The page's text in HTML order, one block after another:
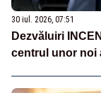
30 iul. 2026, 07:51
Dezvăluiri
centrul unor noi